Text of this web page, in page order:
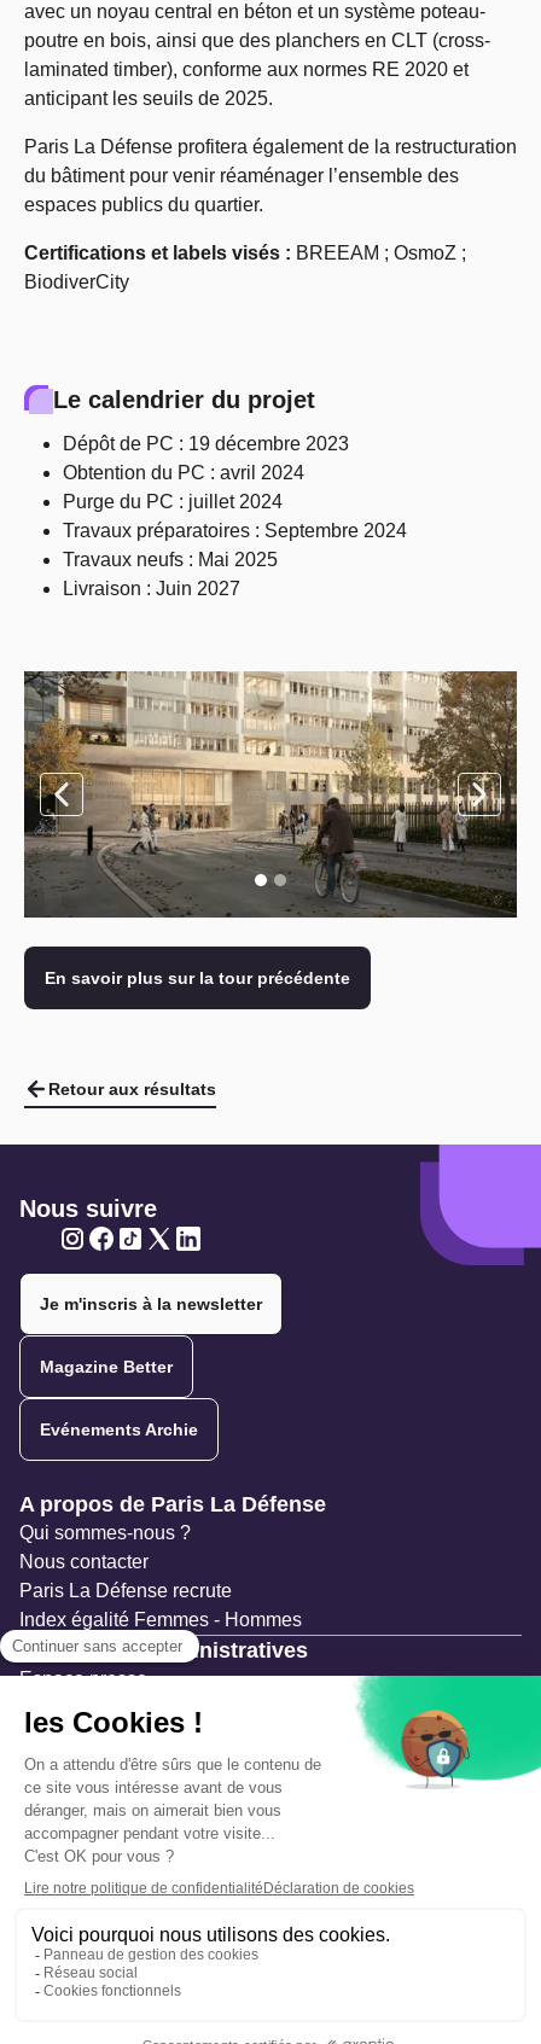
avec un noyau central en béton et un système poteau-
poutre en bois, ainsi que des planchers en CLT (cross-
laminated timber), conforme aux normes RE 2020 et
anticipant les seuils de 2025.
Paris La Défense profitera également de la restructuration
du bâtiment pour venir réaménager l’ensemble des
espaces publics du quartier.
Certifications et labels visés : BREEAM ; OsmoZ ;
BiodiverCity
Le calendrier du projet
Dépôt de PC : 19 décembre 2023
Obtention du PC : avril 2024
Purge du PC : juillet 2024
Travaux préparatoires : Septembre 2024
Travaux neufs : Mai 2025
Livraison : Juin 2027
En savoir plus sur la tour précédente
Retour aux résultats
Nous suivre
Je m'inscris à la newsletter
Magazine Better
Evénements Archie
Navigation secondaire
A propos de Paris La Défense
Qui sommes-nous ?
Nous contacter
Paris La Défense recrute
Index égalité Femmes - Hommes
Ressources administratives
Espace presse
Documentation
Marchés publics
Appels à projets & avis d'attribution
Mesures de publicité
Concertations et enquêtes publiques
Précautions et sécurité
Plan de gestion des risques
Mentions légales
Données personnelles
Gestion des cookies